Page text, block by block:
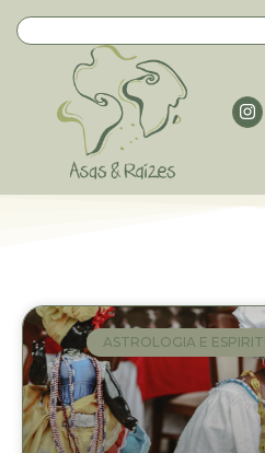
ASTROLOGIA E